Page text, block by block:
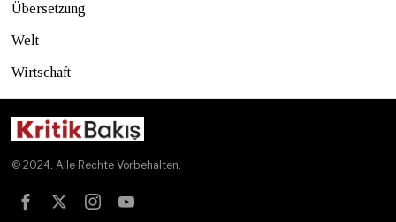
Übersetzung
Welt
Wirtschaft
© 2024. Alle Rechte Vorbehalten.